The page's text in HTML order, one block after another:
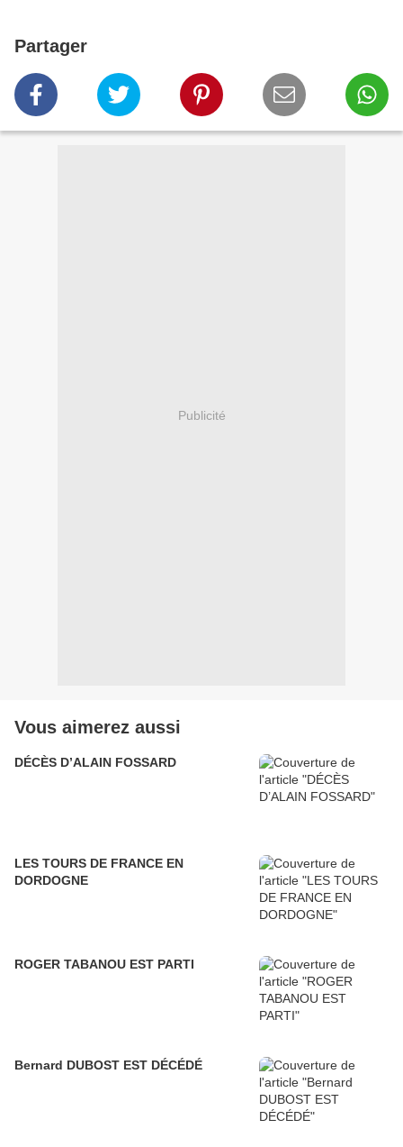
Partager
Publicité
Vous aimerez aussi
DÉCÈS D’ALAIN FOSSARD
LES TOURS DE FRANCE EN
DORDOGNE
ROGER TABANOU EST PARTI
Bernard DUBOST EST DÉCÉDÉ